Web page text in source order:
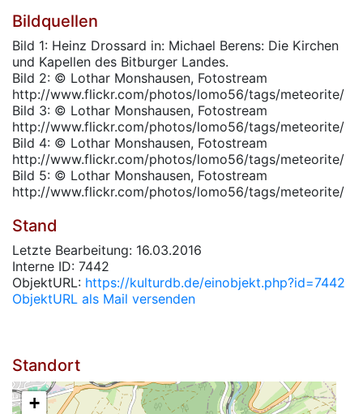
Bildquellen
Bild 1: Heinz Drossard in: Michael Berens: Die Kirchen
und Kapellen des Bitburger Landes.
Bild 2: © Lothar Monshausen, Fotostream
http://www.flickr.com/photos/lomo56/tags/meteorite/
Bild 3: © Lothar Monshausen, Fotostream
http://www.flickr.com/photos/lomo56/tags/meteorite/
Bild 4: © Lothar Monshausen, Fotostream
http://www.flickr.com/photos/lomo56/tags/meteorite/
Bild 5: © Lothar Monshausen, Fotostream
http://www.flickr.com/photos/lomo56/tags/meteorite/
Stand
Letzte Bearbeitung: 16.03.2016
Interne ID: 7442
ObjektURL: https://kulturdb.de/einobjekt.php?id=7442
ObjektURL als Mail versenden
Standort
+